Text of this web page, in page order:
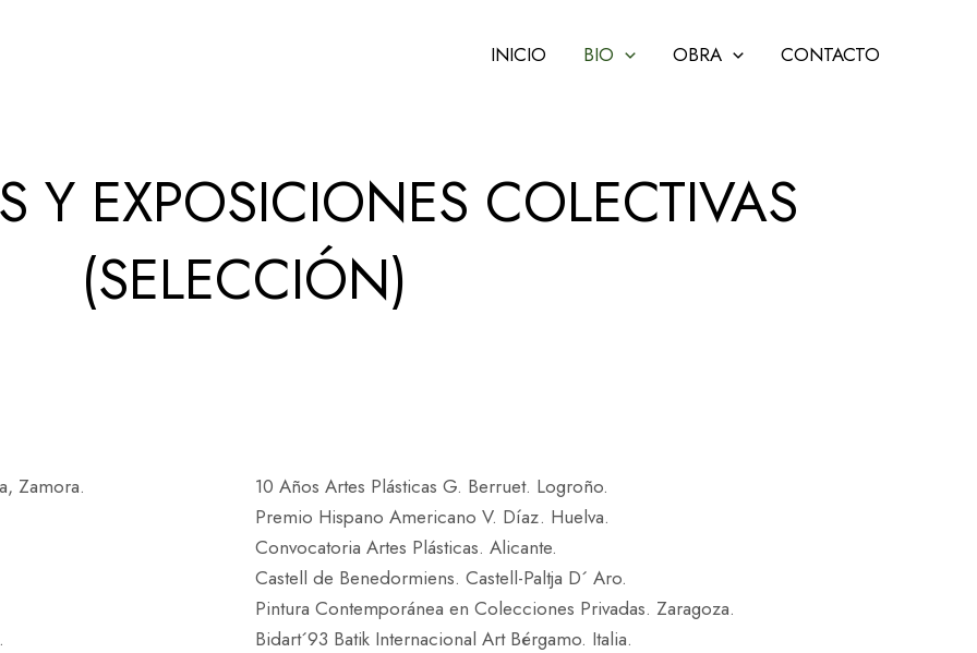
INICIO BIO OBRA CONTACTO
Y EXPOSICIONES COLECTIVAS
(SELECCIÓN)
Zamora.
10 Años Artes Plásticas G. Berruet. Logroño.
Premio Hispano Americano V. Díaz. Huelva.
Convocatoria Artes Plásticas. Alicante.
Castell de Benedormiens. Castell-Paltja D´ Aro.
Pintura Contemporánea en Colecciones Privadas. Zaragoza.
Bidart´93 Batik Internacional Art Bérgamo. Italia.